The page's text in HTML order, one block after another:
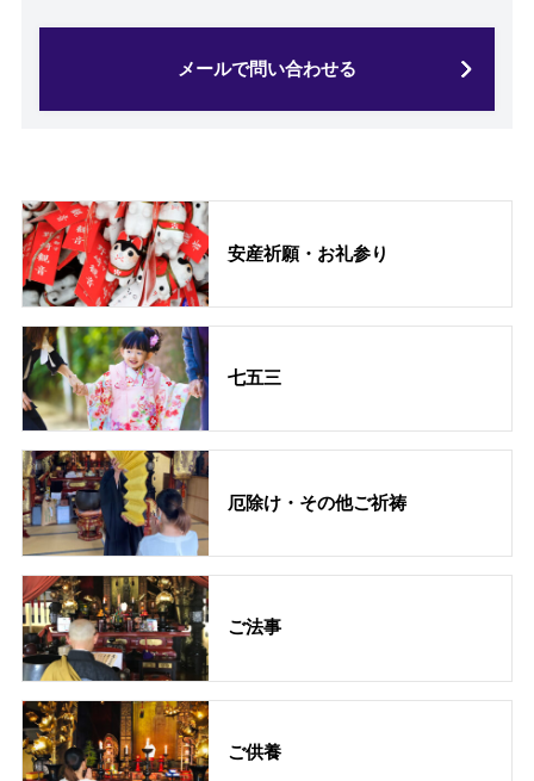
メールで問い合わせる
安産祈願・お礼参り
七五三
厄除け・その他ご祈祷
ご法事
ご供養